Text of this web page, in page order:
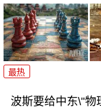
最热
波斯要给中东\"物